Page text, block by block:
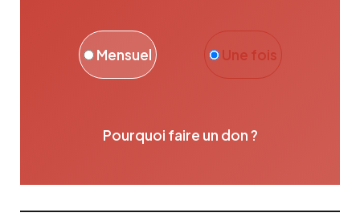
Une fois
Mensuel
Pourquoi faire un don ?